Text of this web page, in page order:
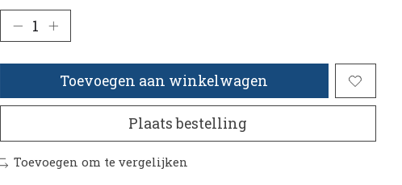
Toevoegen aan winkelwagen
Plaats bestelling
Toevoegen om te vergelijken